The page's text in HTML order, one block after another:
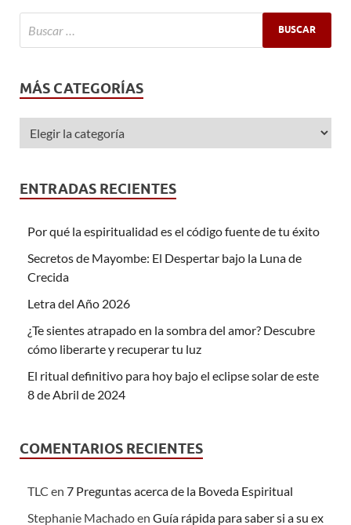
MÁS CATEGORÍAS
ENTRADAS RECIENTES
Por qué la espiritualidad es el código fuente de tu éxito
Secretos de Mayombe: El Despertar bajo la Luna de
Crecida
Letra del Año 2026
¿Te sientes atrapado en la sombra del amor? Descubre
cómo liberarte y recuperar tu luz
El ritual definitivo para hoy bajo el eclipse solar de este
8 de Abril de 2024
COMENTARIOS RECIENTES
TLC en 7 Preguntas acerca de la Boveda Espiritual
Stephanie Machadoen Guía rápida para saber si a su ex